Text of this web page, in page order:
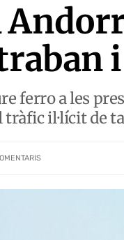
ferro a les
tràfic il·lícit de